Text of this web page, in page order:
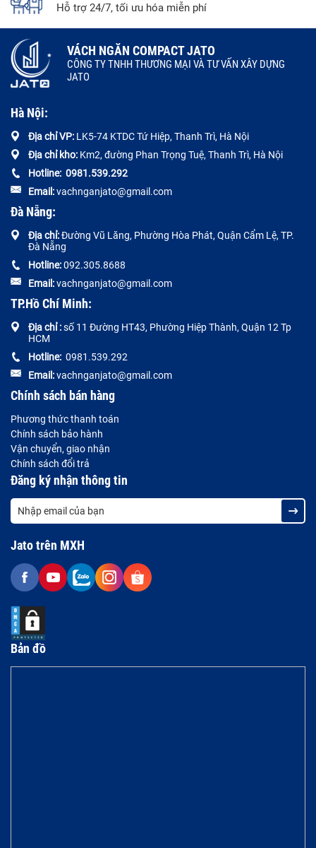
Hỗ trợ 24/7, tối ưu hóa miễn phí
VÁCH NGĂN COMPACT JATO
CÔNG TY TNHH THƯƠNG MẠI VÀ TƯ VẤN XÂY DỰNG
JATO
Hà Nội:
Địa chỉ VP: LK5-74 KTDC Tứ Hiệp, Thanh Trì, Hà Nội
Địa chỉ kho: Km2, đường Phan Trọng Tuệ, Thanh Trì, Hà Nội
Hotline: 0981.539.292
Email:vachnganjato@gmail.com
Đà Nẵng:
Địa chỉ:Đường Vũ Lăng, Phường Hòa Phát, Quận Cẩm Lệ, TP.
Đà Nẵng
Hotline:092.305.8688
Email:vachnganjato@gmail.com
TP.Hồ Chí Minh:
Địa chỉ :số 11 Đường HT43, Phường Hiệp Thành, Quận 12 Tp
HCM
Hotline: 0981.539.292
Email:vachnganjato@gmail.com
Chính sách bán hàng
Phương thức thanh toán
Chính sách bảo hành
Vận chuyển, giao nhận
Chính sách đổi trả
Đăng ký nhận thông tin
Jato trên MXH
Bản đồ